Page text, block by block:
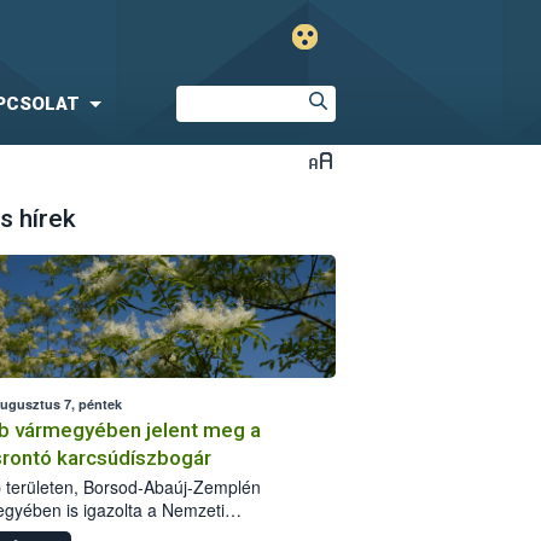
hírek
7, péntek
vármegyében jelent meg a
karcsúdíszbogár
területen, Borsod-Abaúj-Zemplén
is igazolta a Nemzeti
biztonsági Hivatal (Nébih) a